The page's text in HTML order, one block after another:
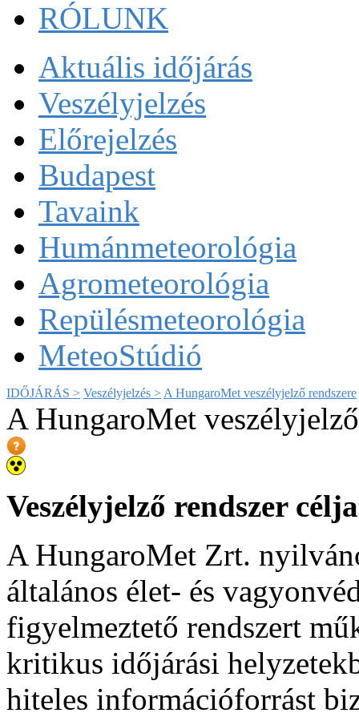
RÓLUNK
Aktuális időjárás
Veszélyjelzés
Előrejelzés
Budapest
Tavaink
Humánmeteorológia
Agrometeorológia
Repülésmeteorológia
MeteoStúdió
IDŐJÁRÁS > Veszélyjelzés > A HungaroMet veszélyjelző rendszere
A HungaroMet
Veszélyjelző rendszer célja
A HungaroMet Zrt.
általános élet- és
figyelmeztető rendszert
kritikus időjárási
hiteles információforrást